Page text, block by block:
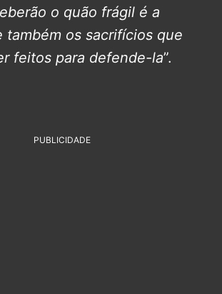
o quão frágil é a
também os sacrifícios que
feitos para defende-la”.
PUBLICIDADE